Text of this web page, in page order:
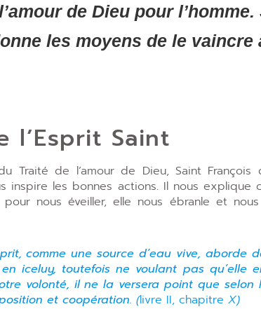
de Dieu pour
les moyens de le vaincre
l’Esprit Saint
Traité de l’amour de Dieu, Saint
inspire les bonnes actions. Il nous explique
nous éveiller, elle nous ébranle et
comme une source d’eau vive,
iceluy, toutefois ne voulant pas qu’elle
volonté, il ne la versera point que
et coopération. (livre II, chapitre X)